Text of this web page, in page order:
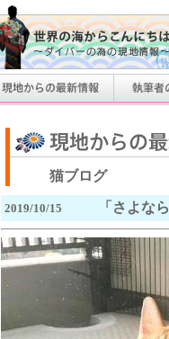
猫ブログ
2019/10/15 「さよな